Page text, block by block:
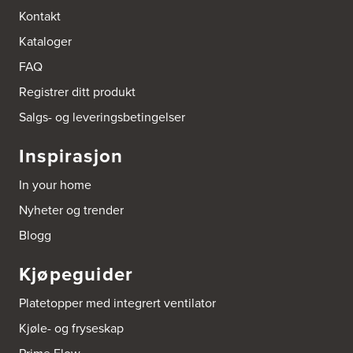
Bokhylle-Spesialisten AS
3414 Lierstranda
Boligleverandøren Karmøy AS
Postboks 213
4296 Åkrehamn
http://www.interiormesteren.no
Bonaparte Interiør AS
Borgenveien 66
Tel.:
Borge butikk AS
Sundemoen Næringspark
Power Hokksund
3300 Hokksund
Tel.:32-700000
http://www.expert.no
Kontakt
Kataloger
FAQ
Registrer ditt produkt
Salgs- og leveringsbetingelser
Inspirasjon
In your home
Nyheter og trender
Blogg
Kjøpeguider
Platetopper med integrert ventilator
Kjøle- og fryseskap